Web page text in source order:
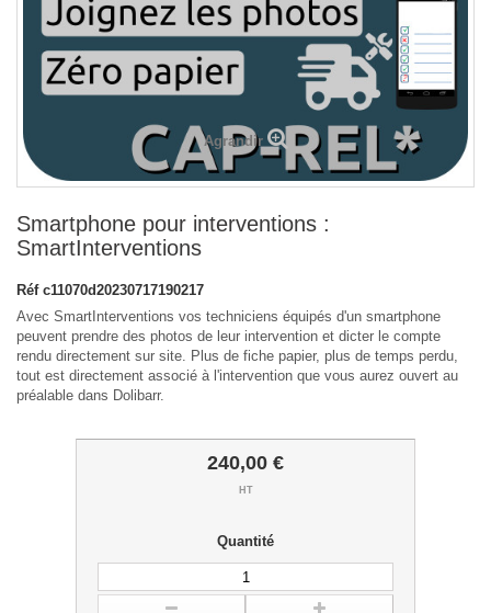
Agrandir
Smartphone pour interventions :
SmartInterventions
Réf c11070d20230717190217
Avec SmartInterventions vos techniciens équipés d'un smartphone
peuvent prendre des photos de leur intervention et dicter le compte
rendu directement sur site. Plus de fiche papier, plus de temps perdu,
tout est directement associé à l'intervention que vous aurez ouvert au
préalable dans Dolibarr.
240,00 €
HT
Quantité